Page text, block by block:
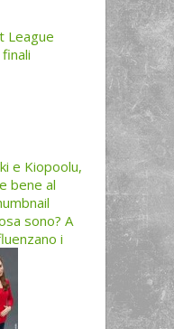
League
e Kiopoolu,
bene al
sono? A
i